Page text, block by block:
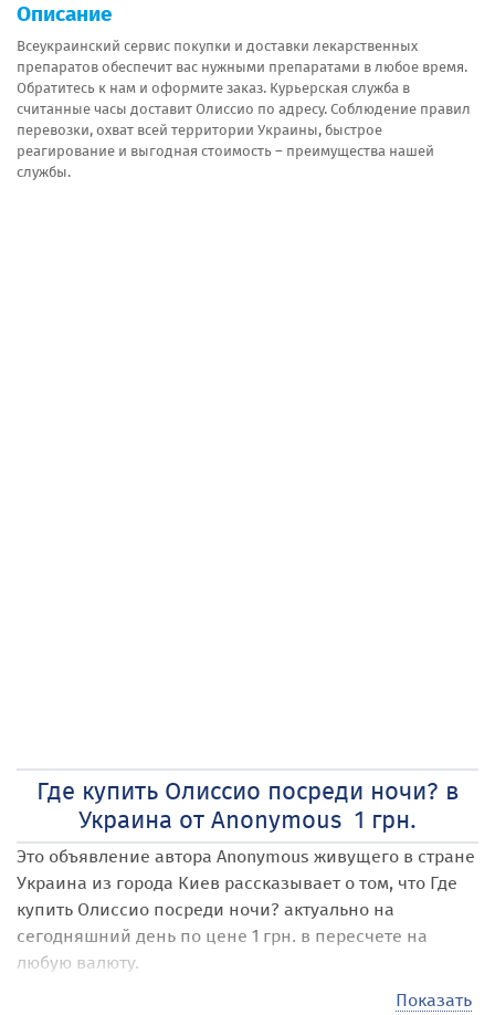
Описание
Всеукраинский сервис покупки и доставки лекарственных
препаратов обеспечит вас нужными препаратами в любое время.
Обратитесь к нам и оформите заказ. Курьерская служба в
считанные часы доставит Олиссио по адресу. Соблюдение правил
перевозки, охват всей территории Украины, быстрое
реагирование и выгодная стоимость – преимущества нашей
службы.
Где купить Олиссио посреди ночи? в
Украина от Anonymous 1 грн.
Это объявление автора Anonymous живущего в стране
Украина из города Киев рассказывает о том, что Где
купить Олиссио посреди ночи? актуально на
сегодняшний день по цене 1 грн. в пересчете на
любую валюту.
Наши посетители могут размещать на сайте самые
Показать